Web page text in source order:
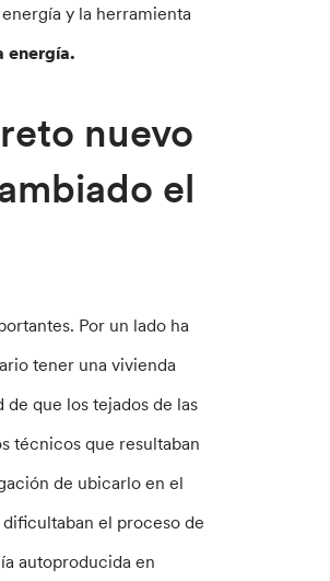
y la herramienta
energía.
nuevo
el
Por un lado ha
tener una vivienda
que los tejados de las
técnicos que resultaban
de ubicarlo en el
el proceso de
autoproducida en